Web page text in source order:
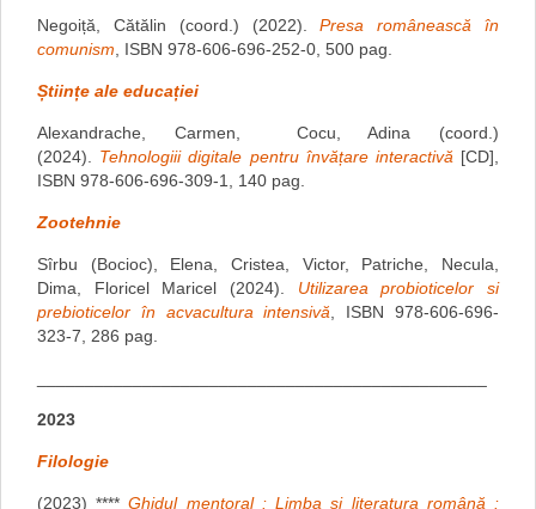
Negoiță, Cătălin (coord.) (2022).Presa românească în
comunism , ISBN 978-606-696-252-0, 500 pag.
Științe ale educației
Alexandrache, Carmen, Cocu, Adina (coord.)
(2024). Tehnologiii digitale pentru învățare interactivă [CD],
ISBN 978-606-696-309-1, 140 pag.
Zootehnie
Sîrbu (Bocioc), Elena, Cristea, Victor, Patriche, Necula,
Dima, Floricel Maricel (2024). Utilizarea probioticelor si
prebioticelor în acvacultura intensivă , ISBN 978-606-696-
323-7, 286 pag.
2023
Filologie
(2023) ****Ghidul mentoral : Limba și literatura română :